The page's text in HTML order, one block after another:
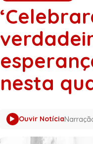
nesta
Ouvir Notícia